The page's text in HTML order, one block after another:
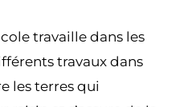
travaille dans les
travaux dans
les terres qui